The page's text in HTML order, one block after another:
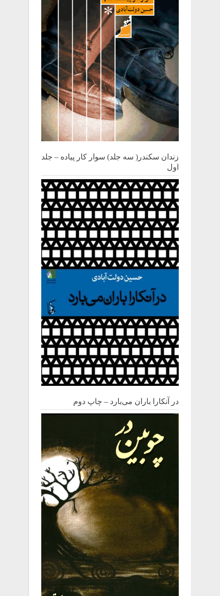
زندان سکندر( سه جلد) سوار کار پیاده – جلد
اول
در آنکارا باران می‌بارد – چاپ دوم